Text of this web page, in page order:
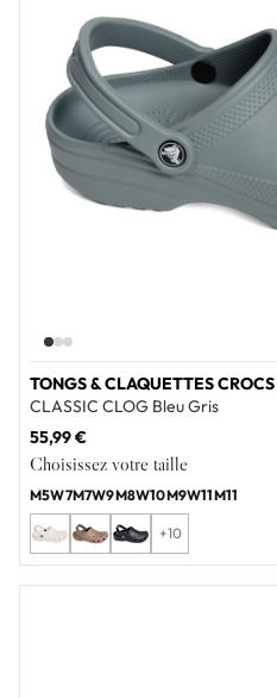
TONGS & CLAQUETTES
CLASSIC CLOG Bleu Gris
55,99 €
Choisissez votre taille
M5W7M7W9M8W10M9W11M11
+10